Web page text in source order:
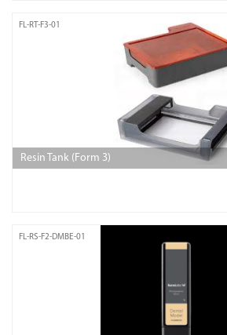
FL-RT-F3-01
Resin Tank (Form 3)
FL-RS-F2-DMBE-01